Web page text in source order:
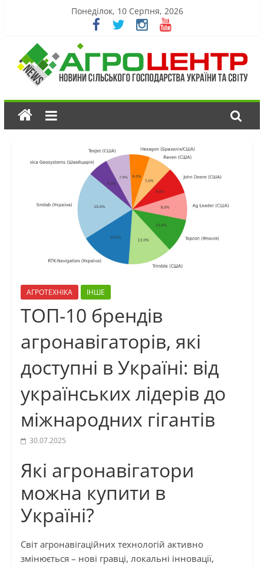
Понеділок, 10 Серпня, 2026
АГРОТЕХНІКА ІНШЕ
ТОП-10 брендів
агронавігаторів, які
доступні в Україні: від
українських лідерів до
міжнародних гігантів
30.07.2025
Які агронавігатори
можна купити в
Україні?
Світ агронавігаційних технологій активно
змінюється – нові гравці, локальні інновації,